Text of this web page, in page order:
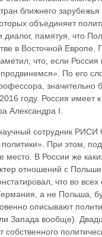
ближнего
объединяет
диалог, памятуя, что
в Восточной
что, если
По его
значительно
году. Россия имеет
Александра I.
сотрудник РИСИ
политики». При этом,
место. В России же
отношений с
что во
а не Польша,
описывают
Запада вообще).